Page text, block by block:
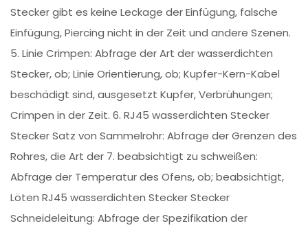
Stecker gibt es keine Leckage der Einfügung, falsche
Einfügung, Piercing nicht in der Zeit und andere Szenen.
5. Linie Crimpen: Abfrage der Art der wasserdichten
Stecker, ob; Linie Orientierung, ob; Kupfer-Kern-Kabel
beschädigt sind, ausgesetzt Kupfer, Verbrühungen;
Crimpen in der Zeit. 6. RJ45 wasserdichten Stecker
Stecker Satz von Sammelrohr: Abfrage der Grenzen des
Rohres, die Art der 7. beabsichtigt zu schweißen:
Abfrage der Temperatur des Ofens, ob; beabsichtigt,
Löten RJ45 wasserdichten Stecker Stecker
Schneideleitung: Abfrage der Spezifikation der